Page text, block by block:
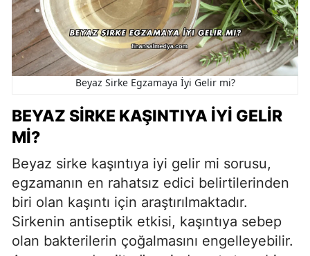
Beyaz Sirke Egzamaya İyi Gelir mi?
BEYAZ SIRKE KAŞINTIYA İYI GELIR
MI?
Beyaz sirke kaşıntıya iyi gelir mi sorusu,
egzamanın en rahatsız edici belirtilerinden
biri olan kaşıntı için araştırılmaktadır.
Sirkenin antiseptik etkisi, kaşıntıya sebep
olan bakterilerin çoğalmasını engelleyebilir.